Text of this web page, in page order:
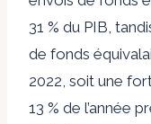
31 % du PIB,
de fonds
2022, soit une
13 % de l’année